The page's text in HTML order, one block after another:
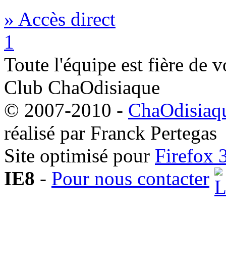
» Accès direct
1
Toute l'équipe est fière de
Club ChaOdisiaque
© 2007-2010 -
réalisé par Franck Pertegas
Site optimisé pour Firefox
IE8 - Pour nous contacter